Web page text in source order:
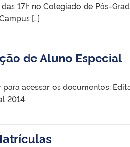
17h no Colegiado de Pós-
[…]
de Aluno Especial
acessar os documentos:
2014